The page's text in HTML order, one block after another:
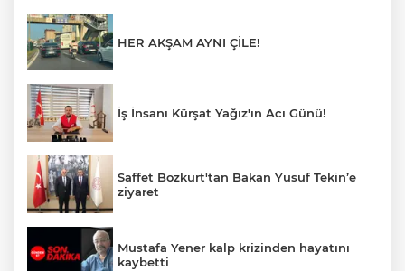
HER AKŞAM AYNI ÇİLE!
İş İnsanı Kürşat Yağız'ın Acı Günü!
Saffet Bozkurt'tan Bakan Yusuf Tekin’e
ziyaret
Mustafa Yener kalp krizinden hayatını
kaybetti